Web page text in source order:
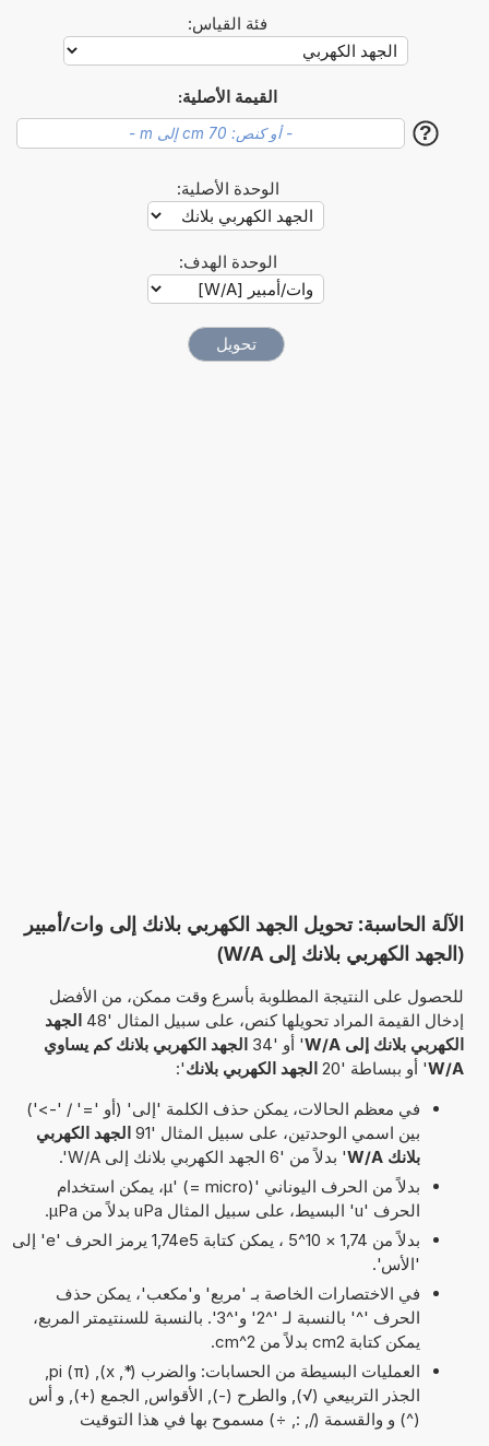
فئة القياس:
القيمة الأصلية:
?
الوحدة الأصلية:
الوحدة الهدف:
الآلة الحاسبة: تحويل الجهد الكهربي بلانك إلى وات/أمبير
(الجهد الكهربي بلانك إلى W/A)
للحصول على النتيجة المطلوبة بأسرع وقت ممكن، من الأفضل
إدخال القيمة المراد تحويلها كنص، على سبيل المثال '48
الجهد
الكهربي بلانك إلى W/A
' أو '34
الجهد الكهربي بلانك كم يساوي
W/A' أو ببساطة '20 الجهد الكهربي بلانك':
في معظم الحالات، يمكن حذف الكلمة 'إلى' (أو '=' / '->')
بين اسمي الوحدتين، على سبيل المثال '91
الجهد الكهربي
بلانك W/A
' بدلاً من '6 الجهد الكهربي بلانك إلى W/A'.
بدلاً من الحرف اليوناني 'µ' (= micro)، يمكن استخدام
الحرف 'u' البسيط، على سبيل المثال uPa بدلاً من µPa.
بدلاً من 1,74 × 10^5 ، يمكن كتابة 1,74e5 يرمز الحرف 'e' إلى
'الأس'.
في الاختصارات الخاصة بـ 'مربع' و'مكعب'، يمكن حذف
الحرف '^' بالنسبة لـ '^2' و'^3'. بالنسبة للسنتيمتر المربع،
يمكن كتابة cm2 بدلاً من cm^2.
الجذر التربيعي (√), والطرح (-), الأقواس, الجمع (+), و أس
(^) و والقسمة (/, :, ÷) مسموح بها في هذا التوقيت